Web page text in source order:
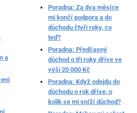
a
Poradna: Za dva měsíce
mi končí podpora a do
důchodu čtyři roky, co
teď?
Poradna: Předčasný
důchod o tři roky dříve ve
výši 20 000 Kč
Poradna: Když odejdu do
důchodu o rok dříve, o
kolik se mi sníží důchod?